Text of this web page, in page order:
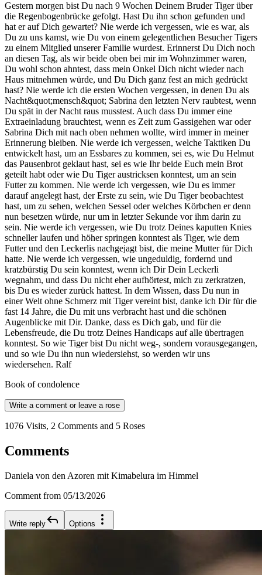
Gestern morgen bist Du nach 9 Wochen Deinem Bruder Tiger über
die Regenbogenbrücke gefolgt. Hast Du ihn schon gefunden und
hat er auf Dich gewartet? Nie werde ich vergessen, wie es war, als
Du zu uns kamst, wie Du von einem gelegentlichen Besucher Tigers
zu einem Mitglied unserer Familie wurdest. Erinnerst Du Dich noch
an diesen Tag, als wir beide oben bei mir im Wohnzimmer waren,
Du wohl schon ahntest, dass mein Onkel Dich nicht wieder nach
Haus mitnehmen würde, und Du Dich ganz fest an mich gedrückt
hast? Nie werde ich die ersten Wochen vergessen, in denen Du als
Nacht&quot;mensch&quot; Sabrina den letzten Nerv raubtest, wenn
Du spät in der Nacht raus musstest. Auch dass Du immer eine
Extraeinladung brauchtest, wenn es Zeit zum Gassigehen war oder
Sabrina Dich mit nach oben nehmen wollte, wird immer in meiner
Erinnerung bleiben. Nie werde ich vergessen, welche Taktiken Du
entwickelt hast, um an Essbares zu kommen, sei es, wie Du Helmut
das Pausenbrot geklaut hast, sei es wie Ihr beide Euch mein Brot
geteilt habt oder wie Du Tiger austricksen konntest, um an sein
Futter zu kommen. Nie werde ich vergessen, wie Du es immer
darauf angelegt hast, der Erste zu sein, wie Du Tiger beobachtest
hast, um zu sehen, welchen Sessel oder welches Körbchen er denn
nun besetzen würde, nur um in letzter Sekunde vor ihm darin zu
sein. Nie werde ich vergessen, wie Du trotz Deines kaputten Knies
schneller laufen und höher springen konntest als Tiger, wie dem
Futter und den Leckerlis nachgejagt bist, die meine Mutter für Dich
hatte. Nie werde ich vergessen, wie ungeduldig, fordernd und
kratzbürstig Du sein konntest, wenn ich Dir Dein Leckerli
wegnahm, und dass Du nicht eher aufhörtest, mich zu zerkratzen,
bis Du es wieder zurück hattest. In dem Wissen, dass Du nun in
einer Welt ohne Schmerz mit Tiger vereint bist, danke ich Dir für die
fast 14 Jahre, die Du mit uns verbracht hast und die schönen
Augenblicke mit Dir. Danke, dass es Dich gab, und für die
Lebensfreude, die Du trotz Deines Handicaps auf alle übertragen
konntest. So wie Tiger bist Du nicht weg-, sondern vorausgegangen,
und so wie Du ihn nun wiedersiehst, so werden wir uns
wiedersehen. Ralf
Book of condolence
Write a comment or leave a rose
1076 Visits, 2 Comments and 5 Roses
Comments
Daniela von den Azoren mit Kimabelura im Himmel
Comment from 05/13/2026
Write reply Options